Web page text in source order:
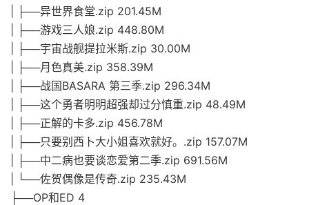
| ├──异世界食堂.zip 201.45M
| ├──游戏三人娘.zip 448.80M
| ├──宇宙战舰提拉米斯.zip 30.00M
| ├──月色真美.zip 358.39M
| ├──战国BASARA 第三季.zip 296.34M
| ├──这个勇者明明超强却过分慎重.zip 48.49M
| ├──正解的卡多.zip 456.78M
| ├──只要别西卜大小姐喜欢就好。.zip 157.07M
| ├──中二病也要谈恋爱第二季.zip 691.56M
| └──佐贺偶像是传奇.zip 235.43M
├──OP和ED 4